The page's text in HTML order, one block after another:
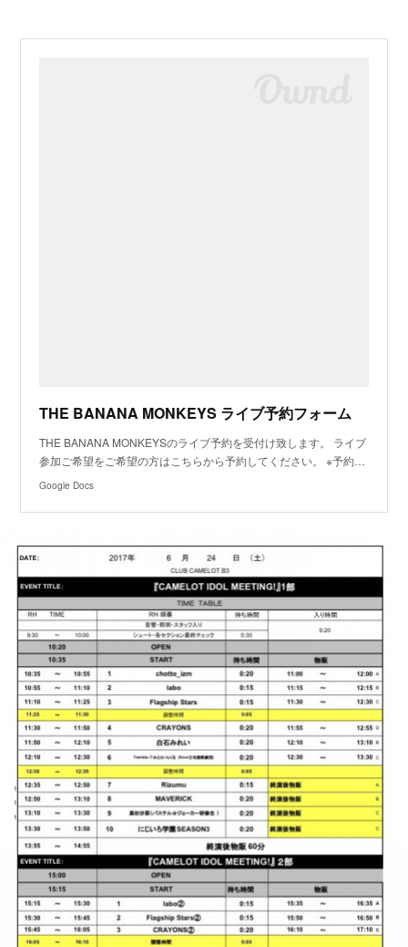
THE BANANA MONKEYS ライブ予約フォーム
THE BANANA MONKEYSのライブ予約を受付け致します。 ライブ
参加ご希望をご希望の方はこちらから予約してください。 ※予約…
Google Docs